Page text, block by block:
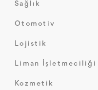
Sağlık
Otomotiv
Lojistik
Liman İşletmeciliği
Kozmetik